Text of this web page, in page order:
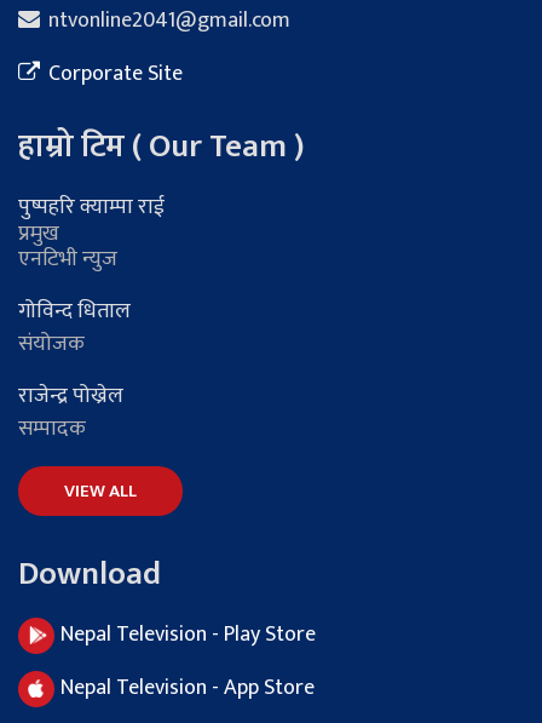
ntvonline2041@gmail.com
Corporate Site
हाम्रो टिम ( Our Team )
पुष्पहरि क्याम्पा राई
प्रमुख
एनटिभी न्युज
गोविन्द धिताल
संयोजक
राजेन्द्र पोख्रेल
सम्पादक
VIEW ALL
Download
Nepal Television - Play Store
Nepal Television - App Store